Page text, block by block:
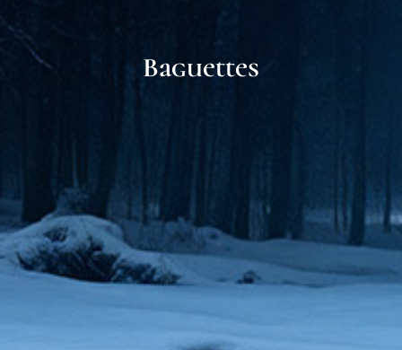
Baguettes